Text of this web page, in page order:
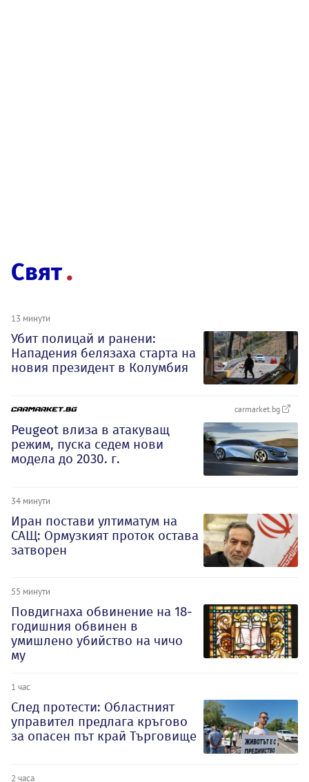
Свят
13 минути
Убит полицай и ранени:
Нападения белязаха старта на
новия президент в Колумбия
carmarket.bg
Peugeot влиза в атакуващ
режим, пуска седем нови
модела до 2030. г.
34 минути
Иран постави ултиматум на
САЩ: Ормузкият проток остава
затворен
55 минути
Повдигнаха обвинение на 18-
годишния обвинен в
умишлено убийство на чичо
му
1 час
След протести: Областният
управител предлага кръгово
за опасен път край Търговище
2 часа